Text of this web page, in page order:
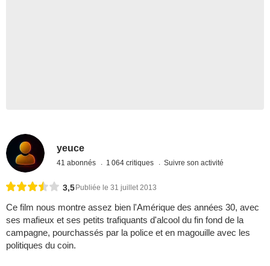
yeuce
41 abonnés 1 064 critiques Suivre son activité
3,5 Publiée le 31 juillet 2013
Ce film nous montre assez bien l'Amérique des années 30, avec
ses mafieux et ses petits trafiquants d'alcool du fin fond de la
campagne, pourchassés par la police et en magouille avec les
politiques du coin.